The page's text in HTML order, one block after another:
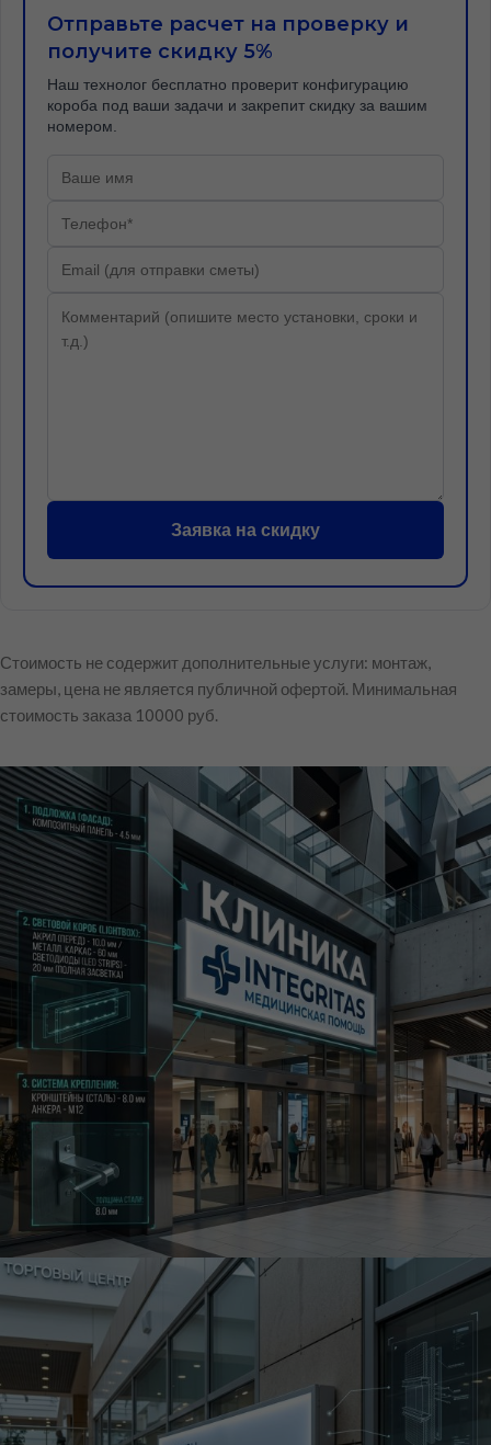
Отправьте расчет на проверку и
получите скидку 5%
Наш технолог бесплатно проверит конфигурацию
короба под ваши задачи и закрепит скидку за вашим
номером.
Заявка на скидку
Стоимость не содержит дополнительные услуги: монтаж,
замеры, цена не является публичной офертой. Минимальная
стоимость заказа 10000 руб.